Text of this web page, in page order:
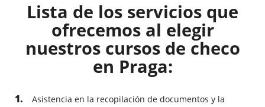
Lista de los servicios que
ofrecemos al elegir
nuestros cursos de checo
en Praga:
Asistencia en la recopilación de documentos y la